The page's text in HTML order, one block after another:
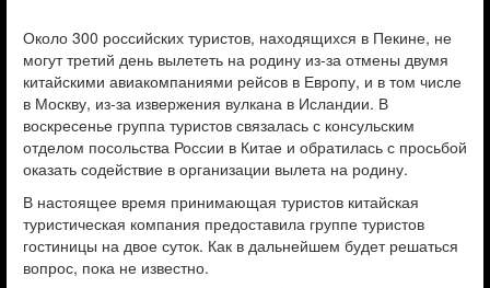
Около 300 российских туристов, находящихся в Пекине, не
могут третий день вылететь на родину из-за отмены двумя
китайскими авиакомпаниями рейсов в Европу, и в том числе
в Москву, из-за извержения вулкана в Исландии. В
воскресенье группа туристов связалась с консульским
отделом посольства России в Китае и обратилась с просьбой
оказать содействие в организации вылета на родину.
В настоящее время принимающая туристов китайская
туристическая компания предоставила группе туристов
гостиницы на двое суток. Как в дальнейшем будет решаться
вопрос, пока не известно.